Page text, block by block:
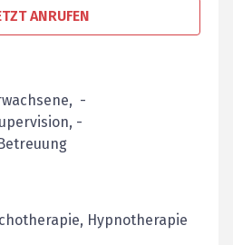
ANRUFEN
Hypnotherapie